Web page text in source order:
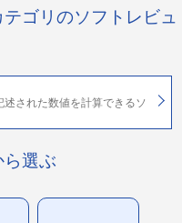
ゴリのソフトレビュ
された数値を計算できるソ
ら選ぶ